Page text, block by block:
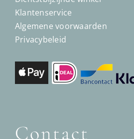
Klantenservice
Algemene voorwaarden
Privacybeleid
Contact